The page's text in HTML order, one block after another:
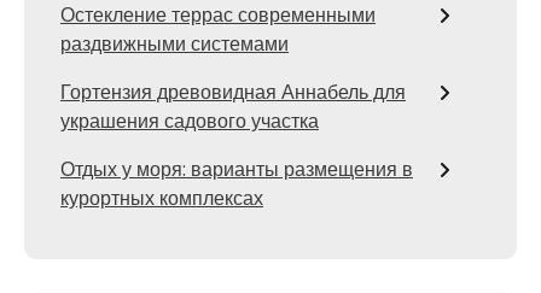
Остекление террас современными
раздвижными системами
Гортензия древовидная Аннабель для
украшения садового участка
Отдых у моря: варианты размещения в
курортных комплексах